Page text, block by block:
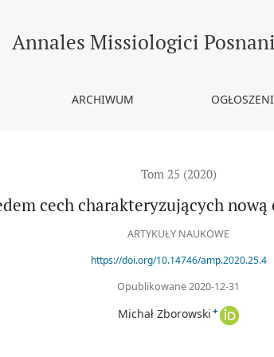
Annales Missiologici
ARCHIWUM
Tom 25 (2020)
cech charakteryzujących nową
ARTYKUŁY NAUKOWE
https://doi.org/10.14746/amp.2020.25.4
Opublikowane 2020-12-31
Michał Zborowski +